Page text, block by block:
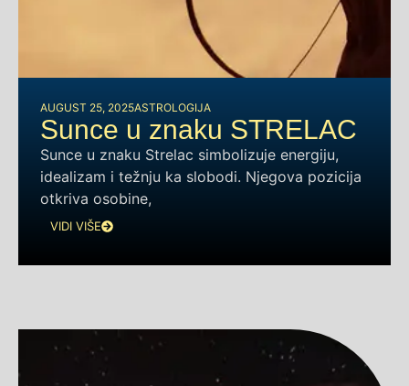
AUGUST 25, 2025ASTROLOGIJA
Sunce u znaku STRELAC
Sunce u znaku Strelac simbolizuje energiju,
idealizam i težnju ka slobodi. Njegova pozicija
otkriva osobine,
VIDI VIŠE